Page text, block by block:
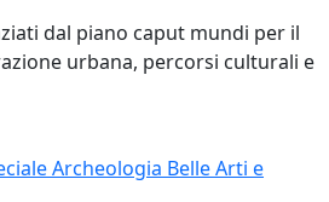
dal piano caput mundi per il
urbana, percorsi culturali e